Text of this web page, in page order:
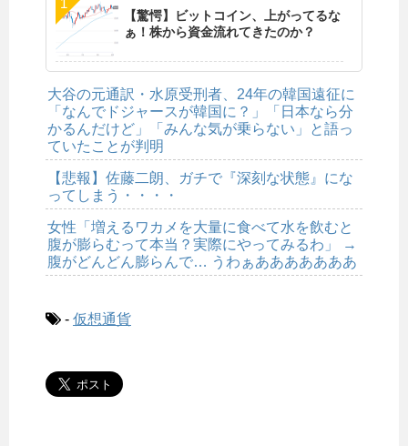
【驚愕】ビットコイン、上がってるな
ぁ！株から資金流れてきたのか？
大谷の元通訳・水原受刑者、24年の韓国遠征に
「なんでドジャースが韓国に？」「日本なら分
かるんだけど」「みんな気が乗らない」と語っ
ていたことが判明
【悲報】佐藤二朗、ガチで『深刻な状態』にな
ってしまう・・・・
女性「増えるワカメを大量に食べて水を飲むと
腹が膨らむって本当？実際にやってみるわ」 →
腹がどんどん膨らんで… うわぁあああああああ
- 仮想通貨